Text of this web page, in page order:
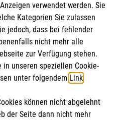
Hilfsdienst e.V.
120 120 0001 2
verwendet werden. Sie
Kategorien Sie zulassen
jedoch, dass bei fehlender
nicht mehr alle
zur Verfügung stehen.
in unseren speziellen Cookie-
unter folgendem Link.
können nicht abgelehnt
der Seite dann nicht mehr